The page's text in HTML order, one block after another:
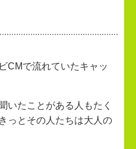
CMで流れていたキャッ
いたことがある人もたく
っとその人たちは大人の